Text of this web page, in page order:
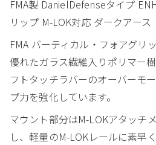
FMA製 DanielDefenseタイプ
リップ M-LOK対応 ダークアース
FMA バーティカル・フォアグリ
優れたガラス繊維入りポリマー
フトタッチラバーのオーバーモ
プ力を強化しています。
マウント部分はM-LOKアタッチ
し、軽量のM-LOKレールに素早